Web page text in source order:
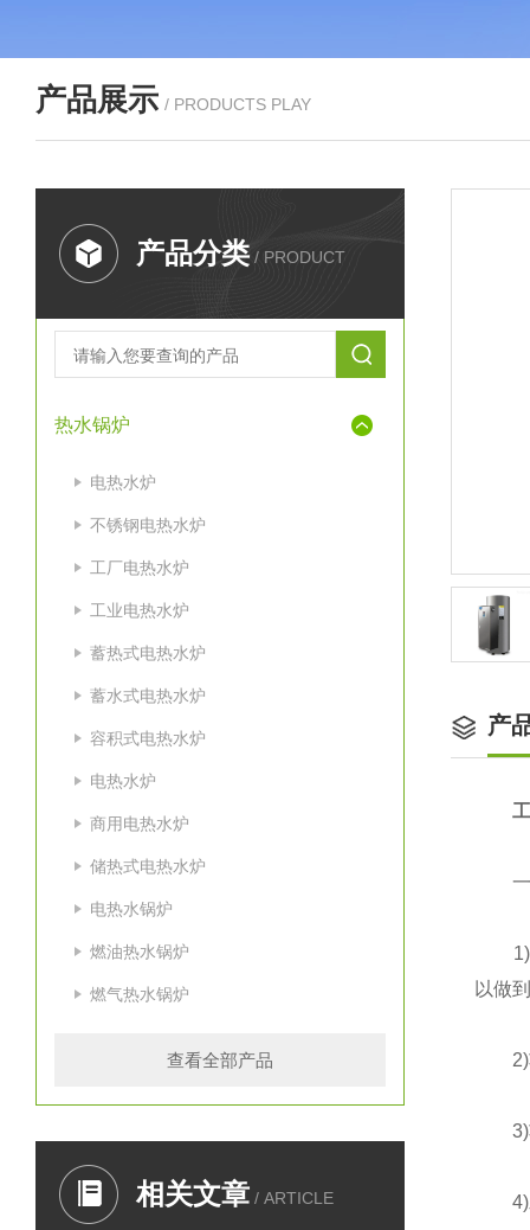
产品展示 / PRODUCTS PLAY
产品分类 / PRODUCT
热水锅炉
电热水炉
不锈钢电热水炉
工厂电热水炉
工业电热水炉
蓄热式电热水炉
蓄水式电热水炉
容积式电热水炉
电热水炉
商用电热水炉
储热式电热水炉
电热水锅炉
燃油热水锅炉
燃气热水锅炉
查看全部产品
相关文章 / ARTICLE
产
一
1)容
以做
2)功
3)功
4)发